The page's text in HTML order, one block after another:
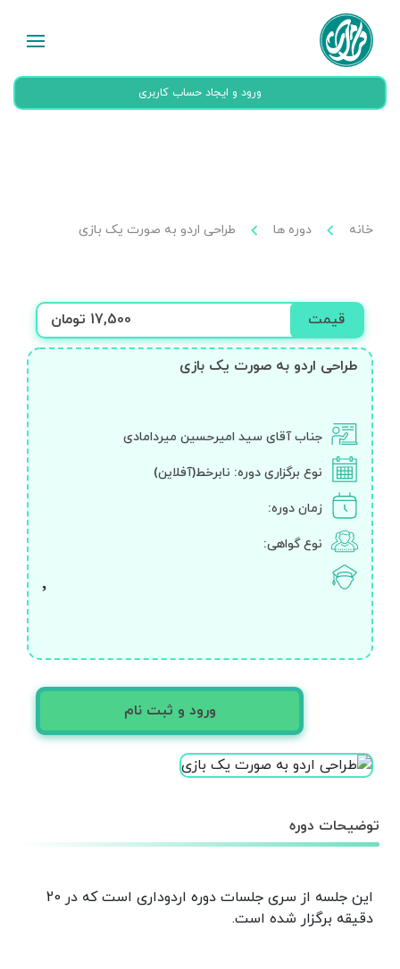
ورود و ایجاد حساب کاربری
خانه دوره ها طراحی اردو به صورت یک بازی
قیمت 17,500 تومان
طراحی اردو به صورت یک بازی
جناب آقای سید امیرحسین میردامادی
نوع برگزاری دوره: نابرخط(آفلاین)
زمان دوره:
نوع گواهی:
ورود و ثبت نام
توضیحات دوره
این جلسه از سری جلسات دوره اردوداری است که در 20
دقیقه برگزار شده است.